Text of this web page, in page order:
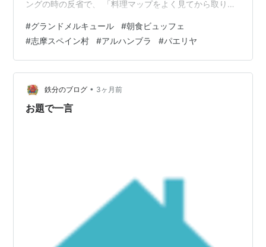
ングの時の反省で、 「料理マップをよく見てから取りに
合い へし合いなしで順調に料理取りができました。ま た
6月の押しメニューの玉子料理も確保できまし た。 ＜一
巡目＞ ＊左がだし巻き卵／野菜コロッケ／マグロとしら
すののっけ盛り ＊上がエッグベネディクト（チーズソー
ス添え） ＊右がチーズ2種／ゴルゴンゾーラチ…
#グランドメルキュール #朝食ビュッフェ
#志摩スペイン村 #アルハンブラ #パエリヤ
鉄分のブログ • 3ヶ月前
お題で一言